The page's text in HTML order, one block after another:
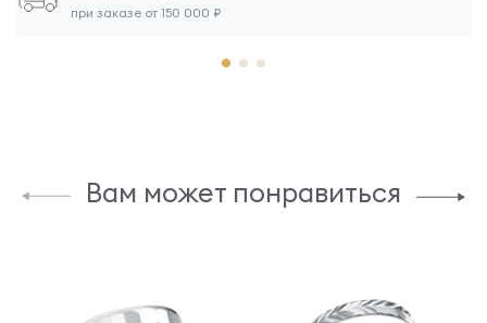
при заказе от 150 000 ₽
Вам может понравиться